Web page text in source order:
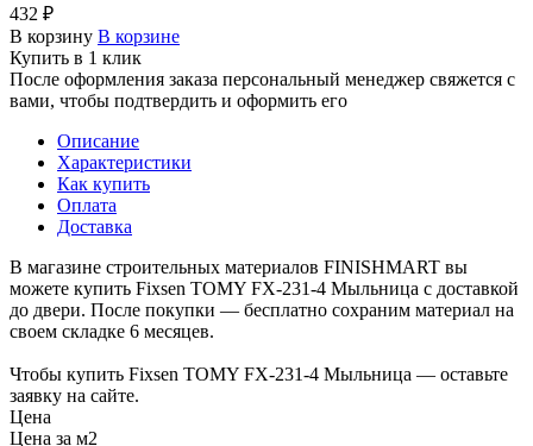
432 ₽
В корзину В корзине
Купить в 1 клик
После оформления заказа персональный менеджер свяжется с
вами, чтобы подтвердить и оформить его
Описание
Характеристики
Как купить
Оплата
Доставка
В магазине строительных материалов FINISHMART вы
можете купить Fixsen TOMY FX-231-4 Мыльница с доставкой
до двери. После покупки — бесплатно сохраним материал на
своем складке 6 месяцев.
Чтобы купить Fixsen TOMY FX-231-4 Мыльница — оставьте
заявку на сайте.
Цена
Цена за м2